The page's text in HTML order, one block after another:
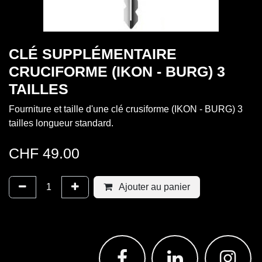
CLÉ SUPPLÉMENTAIRE
CRUCIFORME (IKON - BURG) 3
TAILLES
Fourniture et taille d'une clé crusiforme (IKON - BURG) 3
tailles longueur standard.
CHF 49.00
Ajouter au panier